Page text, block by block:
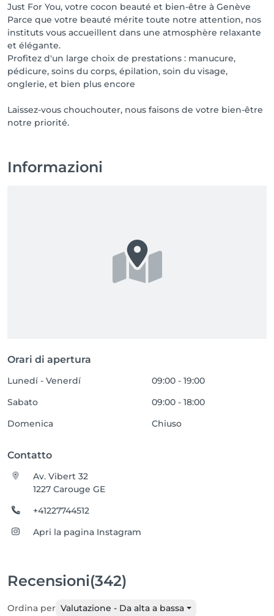
Just For You, votre cocon beauté et bien-être à Genève
Parce que votre beauté mérite toute notre attention, nos
instituts vous accueillent dans une atmosphère relaxante
et élégante.
Profitez d'un large choix de prestations : manucure,
pédicure, soins du corps, épilation, soin du visage,
onglerie, et bien plus encore
Laissez-vous chouchouter, nous faisons de votre bien-être
notre priorité.
Informazioni
Orari di apertura
Lunedí - Venerdí
09:00 - 19:00
Sabato
09:00 - 18:00
Domenica
Chiuso
Contatto
Av. Vibert 32
1227 Carouge GE
+41227744512
Apri la pagina Instagram
Recensioni(342)
Ordina per Valutazione - Da alta a bassa